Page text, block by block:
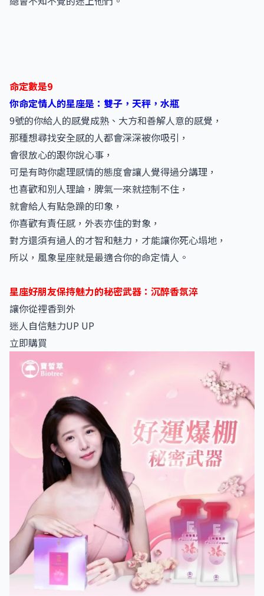
命定數是9
你命定情人的星座是：雙子，天秤，水瓶
9號的你給人的感覺成熟、大方和善解人意的感覺，
那種想尋找安全感的人都會深深被你吸引，
會很放心的跟你說心事，
可是有時你處理感情的態度會讓人覺得過分講理，
也喜歡和別人理論，脾氣一來就控制不住，
就會給人有點急躁的印象，
你喜歡有責任感，外表亦佳的對象，
對方還須有過人的才智和魅力，才能讓你死心塌地，
所以，風象星座就是最適合你的命定情人。
星座好朋友保持魅力的秘密武器：沉醉香氛淬
讓你從裡香到外
迷人自信魅力UP UP
立即購買